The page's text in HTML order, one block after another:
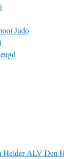
Judo
HelderALV Den